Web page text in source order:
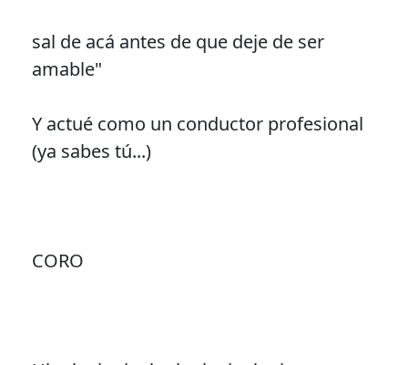
sal de acá antes de que deje de ser
amable"
Y actué como un conductor profesional
(ya sabes tú...)
CORO